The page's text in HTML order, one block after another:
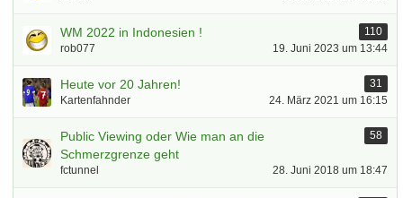
WM 2022 in Indonesien !
110
rob077
19. Juni 2023 um 13:44
Heute vor 20 Jahren!
31
Kartenfahnder
24. März 2021 um 16:15
Public Viewing oder Wie man an die
Schmerzgrenze geht
58
fctunnel 28. Juni 2018 um 18:47